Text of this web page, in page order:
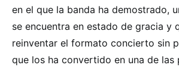
en el que la banda ha demostrado,
se encuentra en estado de gracia y
reinventar el formato concierto sin
que los ha convertido en una de las